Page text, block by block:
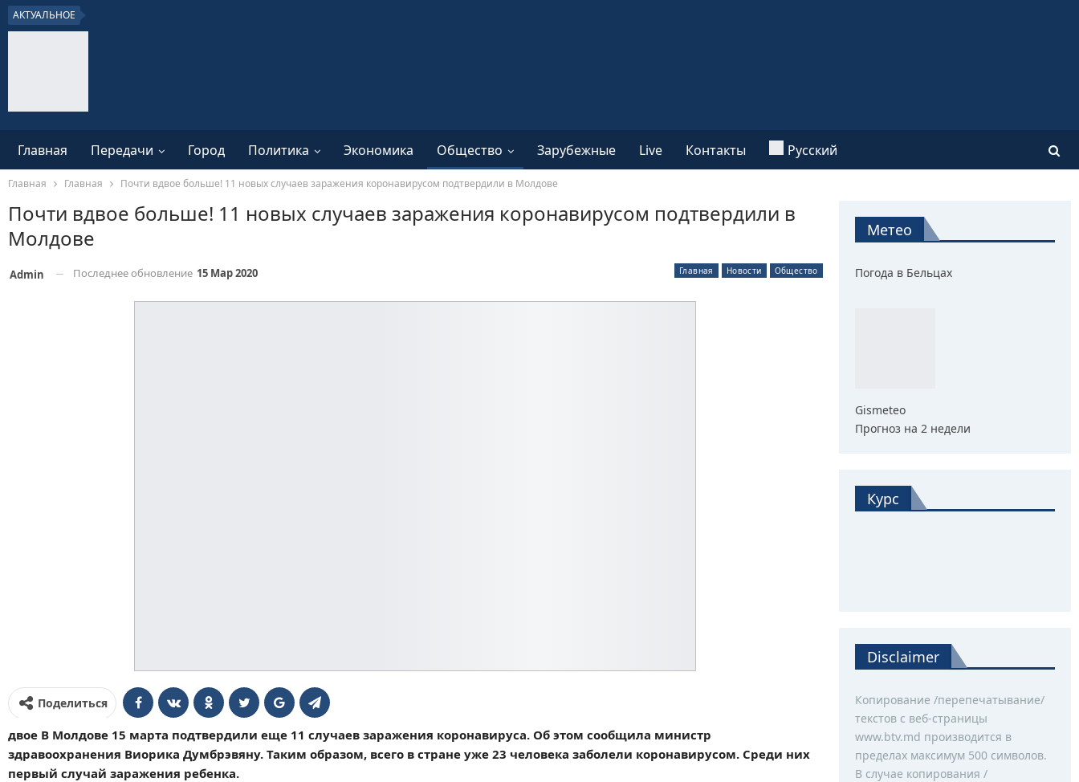
АКТУАЛЬНОЕ
Главная Передачи Город Политика Экономика Общество Зарубежные Live Контакты Русский
Главная Главная Почти вдвое больше! 11 новых случаев заражения коронавирусом подтвердили в Молдове
Почти вдвое больше! 11 новых случаев заражения коронавирусом подтвердили в
Молдове
Главная Новости Общество
Admin Последнее обновление 15 Мар 2020
Поделиться
двое В Молдове 15 марта подтвердили еще 11 случаев заражения коронавируса. Об этом сообщила министр
здравоохранения Виорика Думбрэвяну. Таким образом, всего в стране уже 23 человека заболели коронавирусом. Среди них
первый случай заражения ребенка.
Метео
Погода в Бельцах
Gismeteo
Прогноз на 2 недели
Курс
Disclaimer
Копирование /перепечатывание/
текстов с веб-страницы
www.btv.md производится в
пределах максимум 500 символов.
В случае копирования /